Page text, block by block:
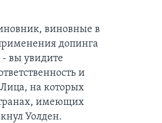
виновные в
допинга
вы увидите
и
Лица, на которых
имеющих
Уолден.